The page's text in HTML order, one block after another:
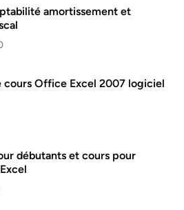
amortissement et
cours Office Excel 2007 logiciel
débutants et cours pour